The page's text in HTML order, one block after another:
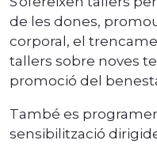
de les dones,
corporal, el
tallers sobre noves
promoció del
També es
sensibilització